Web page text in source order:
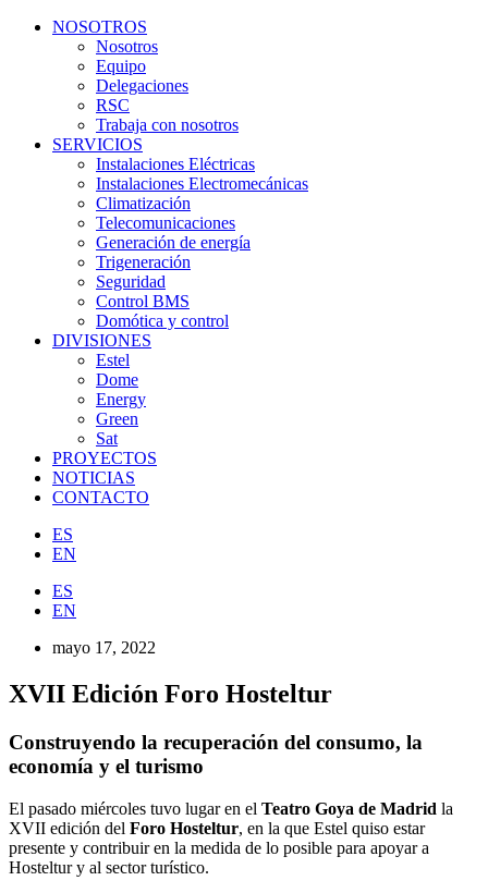
NOSOTROS
Nosotros
Equipo
Delegaciones
RSC
Trabaja con nosotros
SERVICIOS
Instalaciones Eléctricas
Instalaciones Electromecánicas
Climatización
Telecomunicaciones
Generación de energía
Trigeneración
Seguridad
Control BMS
Domótica y control
DIVISIONES
Estel
Dome
Energy
Green
Sat
PROYECTOS
NOTICIAS
CONTACTO
ES
EN
ES
EN
mayo 17, 2022
XVII Edición Foro Hosteltur
Construyendo la recuperación del consumo, la
economía y el turismo
El pasado miércoles tuvo lugar en el Teatro Goya de Madrid la
XVII edición del Foro Hosteltur, en la que Estel quiso estar
presente y contribuir en la medida de lo posible para apoyar a
Hosteltur y al sector turístico.